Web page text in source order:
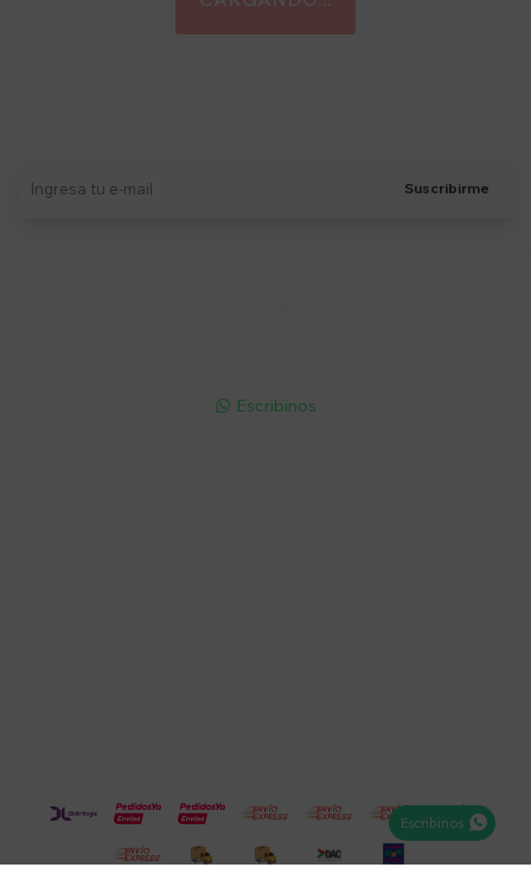
Suscribirme
 Escribinos
Escribinos